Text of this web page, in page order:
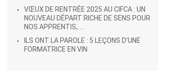
VŒUX DE RENTRÉE 2025 AU CIFCA : UN
NOUVEAU DÉPART RICHE DE SENS POUR
NOS APPRENTIS, ...
ILS ONT LA PAROLE : 5 LEÇONS D’UNE
FORMATRICE EN VIN